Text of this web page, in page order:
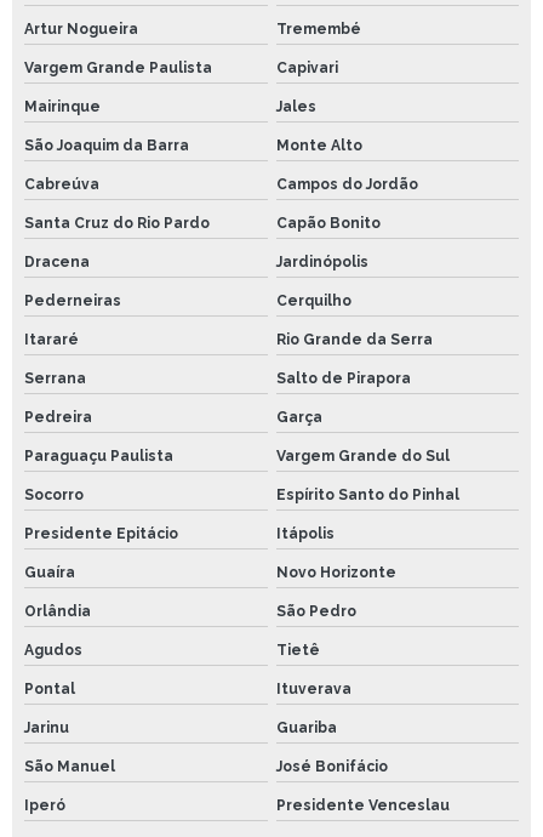
Artur Nogueira Tremembé
Vargem Grande Paulista Capivari
Mairinque Jales
São Joaquim da Barra Monte Alto
Cabreúva Campos do Jordão
Santa Cruz do Rio Pardo Capão Bonito
Dracena Jardinópolis
Pederneiras Cerquilho
Itararé Rio Grande da Serra
Serrana Salto de Pirapora
Pedreira Garça
Paraguaçu Paulista Vargem Grande do Sul
Socorro Espírito Santo do Pinhal
Presidente Epitácio Itápolis
Guaíra Novo Horizonte
Orlândia São Pedro
Agudos Tietê
Pontal Ituverava
Jarinu Guariba
São Manuel José Bonifácio
Iperó Presidente Venceslau